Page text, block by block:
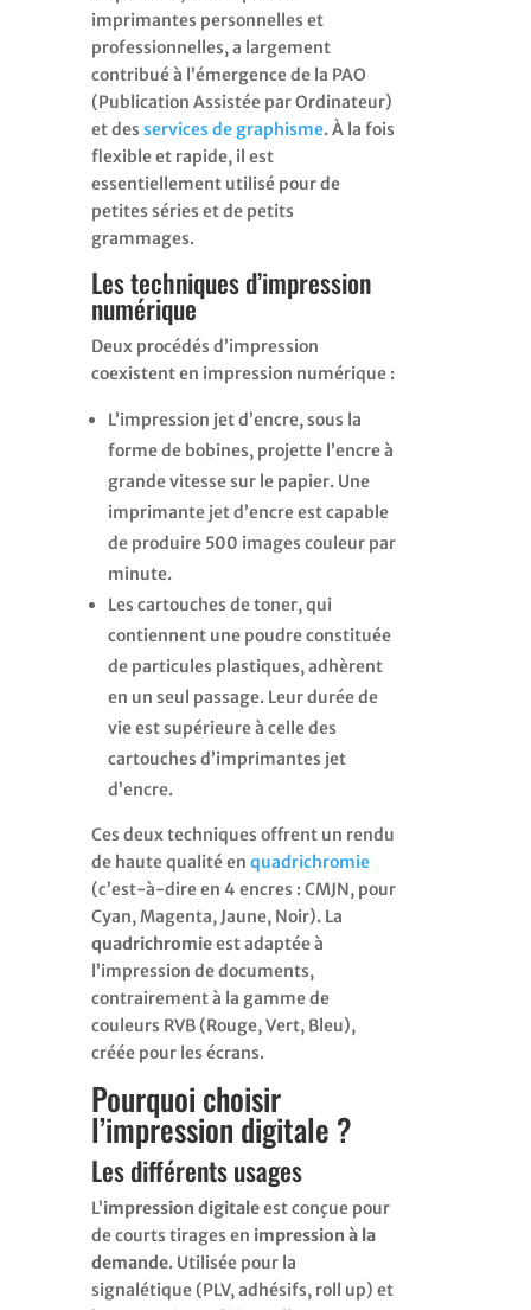
imprimantes personnelles et
professionnelles, a largement
contribué à l’émergence de la PAO
(Publication Assistée par Ordinateur)
et desservices de graphisme. À la fois
flexible et rapide, il est
essentiellement utilisé pour de
petites séries et de petits
grammages.
Les techniques d’impression
numérique
Deux procédés d’impression
coexistent en impression numérique :
L’impression jet d’encre, sous la
forme de bobines, projette l’encre à
grande vitesse sur le papier. Une
imprimante jet d’encre est capable
de produire 500 images couleur par
minute.
Les cartouches de toner, qui
contiennent une poudre constituée
de particules plastiques, adhèrent
en un seul passage. Leur durée de
vie est supérieure à celle des
cartouches d’imprimantes jet
d’encre.
Ces deux techniques offrent un rendu
de haute qualité enquadrichromie
(c’est-à-dire en 4 encres : CMJN, pour
Cyan, Magenta, Jaune, Noir). La
quadrichromieest adaptée à
l’impression de documents,
contrairement à la gamme de
couleurs RVB (Rouge, Vert, Bleu),
créée pour les écrans.
Pourquoi choisir
l’impression digitale ?
Les différents usages
L’impression digitaleest conçue pour
de courts tirages en impression à la
demande. Utilisée pour la
signalétique (PLV, adhésifs, roll up) et